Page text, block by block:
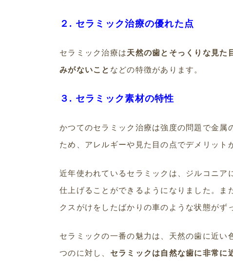
２. セラミック治療の優れた点
セラミック治療は天然の歯とそっくりな見た
みがないこと などの特徴があります。
３. セラミック素材の特性
かつてのセラミック治療は強度の問題で金属
ため、アレルギーや見た目の点でデメリット
近年使われているセラミックは、ジルコニ
仕上げることができるようになりました。ま
クスがけをしたばかりの車のような状態がず
セラミックの一番の魅力は、天然の歯に近
つのに対し、 セラミックは自然な歯に非常に